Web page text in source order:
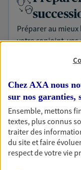
Préparer au
votre conjoint, vos
Vous
proches
Avec nos
ressources et
d'invalidité,
Chez AXA nous
sur nos garanties,
Ensemble, mettons
textes, plus connus
traiter des
du site et faire
respect de votre vie